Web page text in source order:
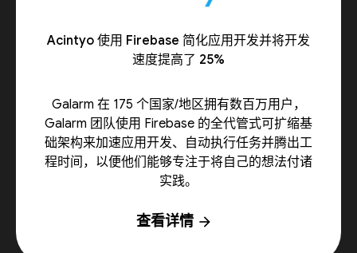
Acintyo 使用 Firebase 简化应用开发并将开发
速度提高了 25%
Galarm 在 175 个国家/地区拥有数百万用户，
Galarm 团队使用 Firebase 的全代管式可扩缩基
础架构来加速应用开发、自动执行任务并腾出工
程时间，以便他们能够专注于将自己的想法付诸
实践。
查看详情 arrow_forward